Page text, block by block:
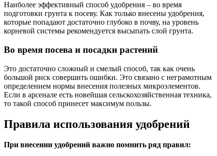
Наиболее эффективный способ удобрения – во время
подготовки грунта к посеву. Как только внесены удобрения,
которые попадают достаточно глубоко в почву, на уровень
корневой системы рекомендуется высыпать слой грунта.
Во время посева и посадки растений
Это достаточно сложный и смелый способ, так как очень
большой риск совершить ошибки. Это связано с неграмотным
определением нормы внесения полезных микроэлементов.
Если в арсенале есть новейшая сельскохозяйственная техника,
то такой способ принесет максимум пользы.
Правила использования удобрений
При внесении удобрений важно помнить ряд правил: